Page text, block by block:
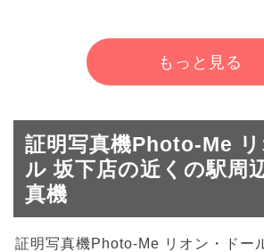
もっと見る
証明写真機Photo-Me
ル 坂下店の近くの駅周
真機
証明写真機Photo-Me リオン・ドー